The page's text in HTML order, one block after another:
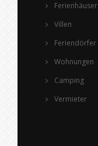
Ferienhäuser
Villen
Feriendörfer
Wohnungen
Camping
Vermieter